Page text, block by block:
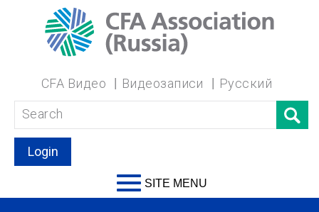
CFA Видео Видеозаписи Русский
Login
SITE MENU